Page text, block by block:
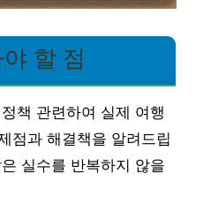
할 점
책 관련하여 실제 여행
점과 해결책을 알려드립
실수를 반복하지 않을